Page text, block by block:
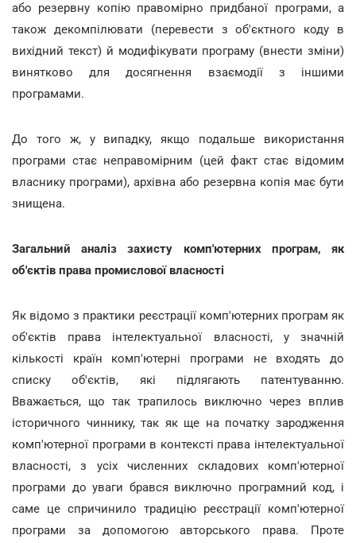
або резервну копію правомірно придбаної програми, а
також декомпілювати (перевести з об'єктного коду в
вихідний текст) й модифікувати програму (внести зміни)
винятково для досягнення взаємодії з іншими
програмами.
До того ж, у випадку, якщо подальше використання
програми стає неправомірним (цей факт стає відомим
власнику програми), архівна або резервна копія має бути
знищена.
Загальний аналіз захисту комп'ютерних програм, як
об'єктів права промислової власності
Як відомо з практики реєстрації комп'ютерних програм як
об'єктів права інтелектуальної власності, у значній
кількості країн комп'ютерні програми не входять до
списку об'єктів, які підлягають патентуванню.
Вважається, що так трапилось виключно через вплив
історичного чиннику, так як ще на початку зародження
комп'ютерної програми в контексті права інтелектуальної
власності, з усіх численних складових комп'ютерної
програми до уваги брався виключно програмний код, і
саме це спричинило традицію реєстрації комп'ютерної
програми за допомогою авторського права. Проте